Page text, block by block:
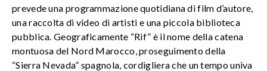
prevede una programmazione quotidiana di film d’autore,
una raccolta di video di artisti e una piccola biblioteca
pubblica. Geograficamente “Rif” è il nome della catena
montuosa del Nord Marocco, proseguimento della
“Sierra Nevada” spagnola, cordigliera che un tempo univa